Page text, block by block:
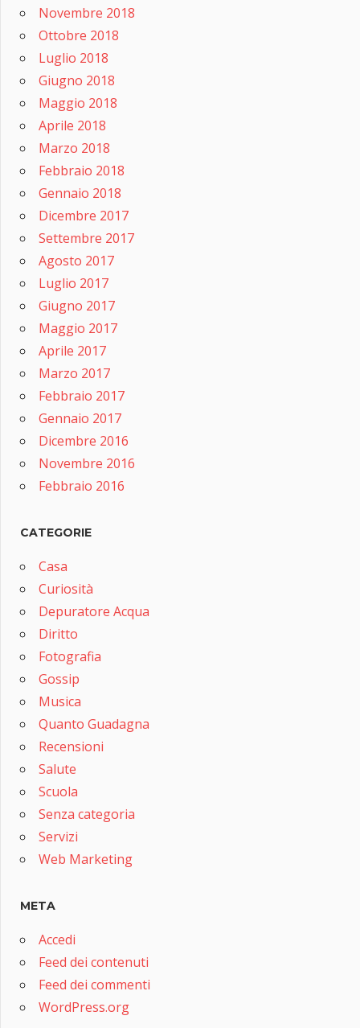
Novembre 2018
Ottobre 2018
Luglio 2018
Giugno 2018
Maggio 2018
Aprile 2018
Marzo 2018
Febbraio 2018
Gennaio 2018
Dicembre 2017
Settembre 2017
Agosto 2017
Luglio 2017
Giugno 2017
Maggio 2017
Aprile 2017
Marzo 2017
Febbraio 2017
Gennaio 2017
Dicembre 2016
Novembre 2016
Febbraio 2016
CATEGORIE
Casa
Curiosità
Depuratore Acqua
Diritto
Fotografia
Gossip
Musica
Quanto Guadagna
Recensioni
Salute
Scuola
Senza categoria
Servizi
Web Marketing
META
Accedi
Feed dei contenuti
Feed dei commenti
WordPress.org